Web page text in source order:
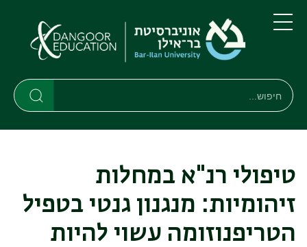
לתוכן
לתפריט
ראשי
חיפוש
חיפוש
טיפולי רנ"א במחלות
זיהומיות: מנגנון גנטי בטפיל
הטריפנוזומה עשוי להיות